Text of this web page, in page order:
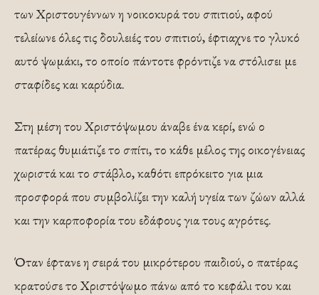
των Χριστουγέννων η νοικοκυρά του σπιτιού, αφού
τελείωνε όλες τις δουλειές του σπιτιού, έφτιαχνε το γλυκό
αυτό ψωμάκι, το οποίο πάντοτε φρόντιζε να στόλισει με
σταφίδες και καρύδια.
Στη μέση του Χριστόψωμου άναβε ένα κερί, ενώ ο
πατέρας θυμιάτιζε το σπίτι, το κάθε μέλος της οικογένειας
χωριστά και το στάβλο, καθότι επρόκειτο για μια
προσφορά που συμβολίζει την καλή υγεία των ζώων αλλά
και την καρποφορία του εδάφους για τους αγρότες.
Όταν έφτανε η σειρά του μικρότερου παιδιού, ο πατέρας
κρατούσε το Χριστόψωμο πάνω από το κεφάλι του και